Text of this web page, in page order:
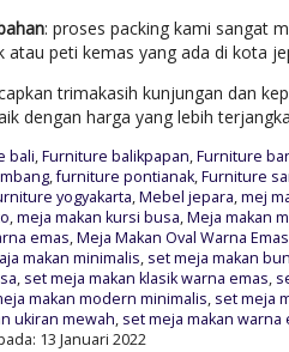
: proses packing kami sangat
atau peti kemas yang ada di kota
trimakasih kunjungan dan
dengan harga yang lebih
bali,Furniture balikpapan,Furniture
,furniture pontianak,Furniture
yogyakarta,Mebel jepara,mej
,meja makan kursi busa,Meja makan
emas,Meja Makan Oval Warna
makan minimalis, set meja makan
, set meja makan klasik warna emas,
makan modern minimalis, set meja
ukiran mewah, set meja makan warna
13 Januari 2022